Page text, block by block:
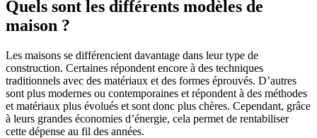
Quels sont les différents modèles de
maison ?
Les maisons se différencient davantage dans leur type de
construction. Certaines répondent encore à des techniques
traditionnels avec des matériaux et des formes éprouvés. D’autres
sont plus modernes ou contemporaines et répondent à des méthodes
et matériaux plus évolués et sont donc plus chères. Cependant, grâce
à leurs grandes économies d’énergie, cela permet de rentabiliser
cette dépense au fil des années.